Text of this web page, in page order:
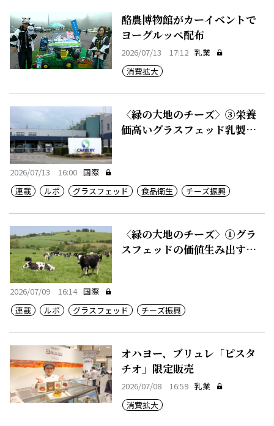
酪農博物館がカーイベントで
ヨーグルッペ配布
2026/07/13 17:12 乳業
消費拡大
〈緑の大地のチーズ〉③栄養
価高いグラスフェッド乳製
2026/07/13 16:00 国際
連載
ルポ グラスフェッド 食品衛生 チーズ振興
〈緑の大地のチーズ〉①グラ
スフェッドの価値生み出す豊
2026/07/09 16:14 国際
連載
ルポ グラスフェッド チーズ振興
オハヨー、ブリュレ「ピスタ
チオ」限定販売
2026/07/08 16:59 乳業
消費拡大